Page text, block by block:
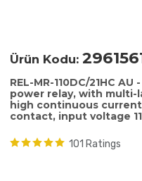
Ürün Kodu:
REL-MR-110DC/21HC
power relay, with
high continuous
contact, input voltage
101 Ratings